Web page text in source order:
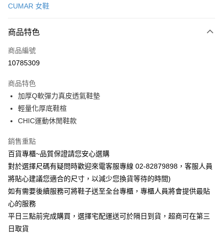
Apple Pay
街口支付
宅配
每筆NT$90，滿NT$1,000(含以上)免運費
CUMAR 女鞋
商品特色
商品編號
10785309
商品特色
加厚Q軟彈力真皮透氣鞋墊
輕量化厚底鞋楦
CHIC運動休閒鞋款
銷售重點
百貨專櫃~品質保證請您安心選購
對於選擇尺碼有疑問時歡迎來電客服專線 02-82879898，客服人員
將貼心建議您適合的尺寸，以減少您換貨等待的時間)
如有需要後續服務可將鞋子送至全台專櫃，專櫃人員將會提供最貼
心的服務
平日三點前完成購買，選擇宅配運送可於隔日到貨，超商可在第三
日取貨